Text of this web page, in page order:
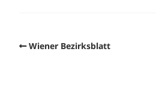
Wiener Bezirksblatt